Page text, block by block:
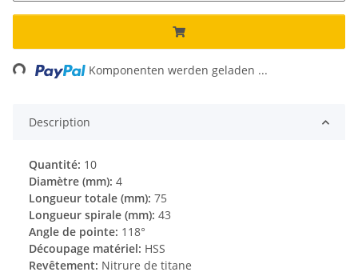
Komponenten werden geladen ...
Description
Quantité: 10
Diamètre (mm): 4
Longueur totale (mm): 75
Longueur spirale (mm): 43
Angle de pointe: 118°
Découpage matériel: HSS
Revêtement: Nitrure de titane